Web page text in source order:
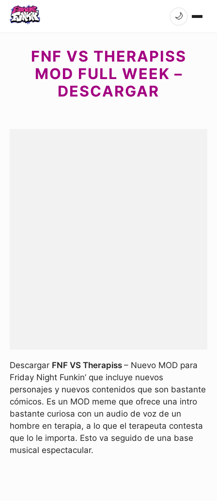
🌙
FNF VS THERAPISS
MOD FULL WEEK –
DESCARGAR
Descargar FNF VS Therapiss – Nuevo MOD para
Friday Night Funkin’ que incluye nuevos
personajes y nuevos contenidos que son bastante
cómicos. Es un MOD meme que ofrece una intro
bastante curiosa con un audio de voz de un
hombre en terapia, a lo que el terapeuta contesta
que lo le importa. Esto va seguido de una base
musical espectacular.